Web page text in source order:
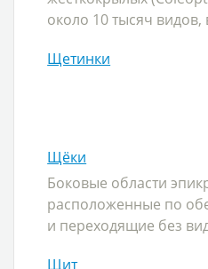
около 10 тысяч видов,
Щетинки
Щёки
Боковые области
расположенные по
и переходящие без
Щит